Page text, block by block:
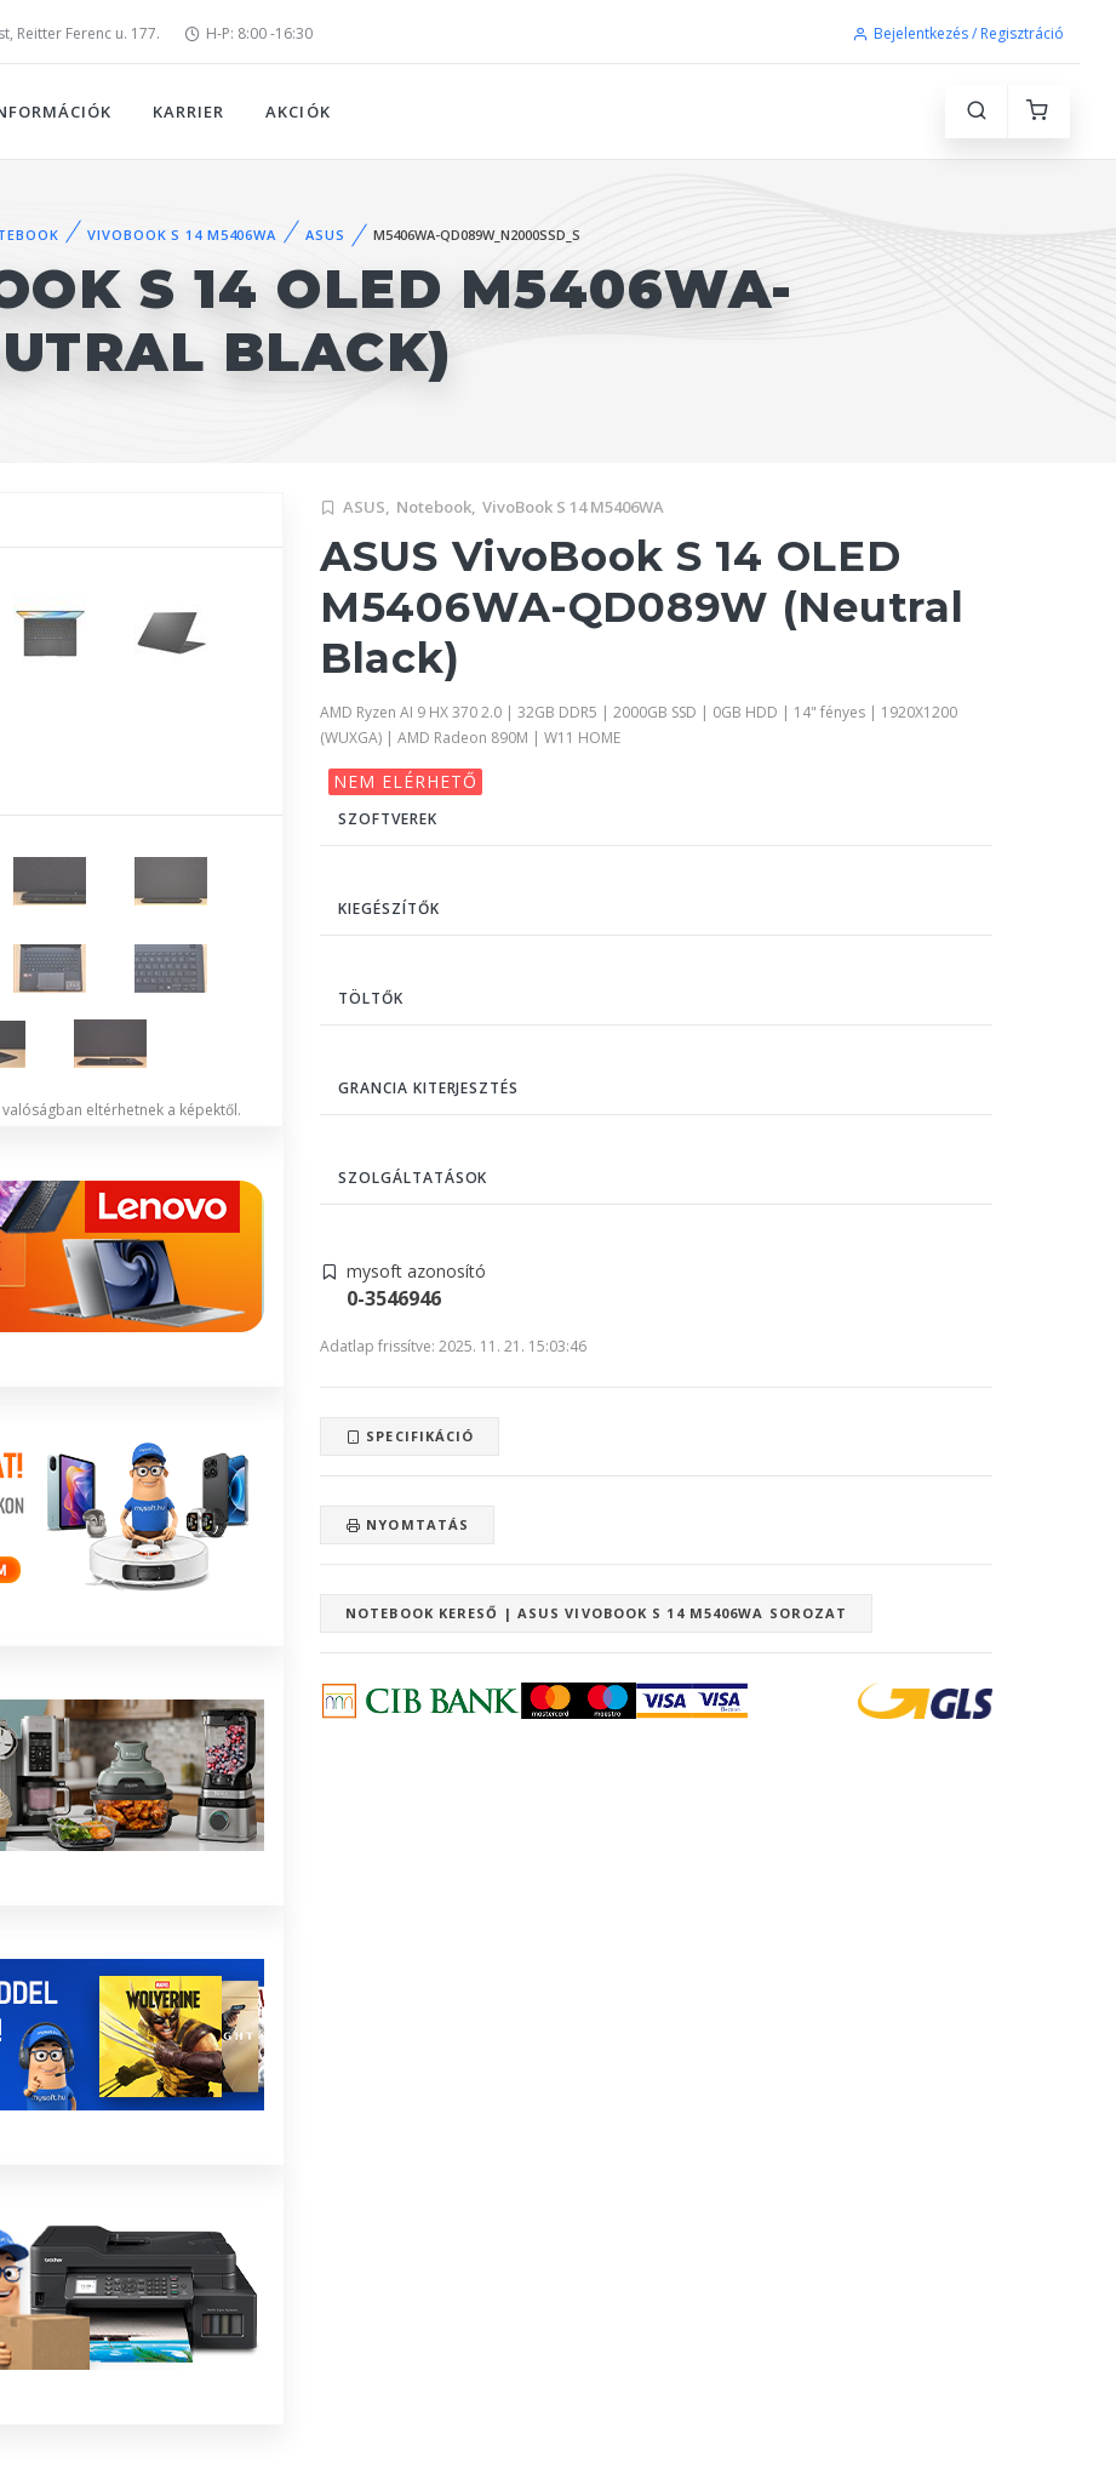
Reitter Ferenc u. 177. H-P: 8:00 -16:30 Bejelentkezés / Regisztráció
KARRIER AKCIÓK
VIVOBOOK S 14 M5406WA ASUS M5406WA-QD089W_N2000SSD_S
S 14 OLED M5406WA-
BLACK)
eltérhetnek a képektől.
ASUS, Notebook, VivoBook S 14 M5406WA
ASUS VivoBook S 14 OLED
M5406WA-QD089W (Neutral
Black)
AMD Ryzen AI 9 HX 370 2.0 | 32GB DDR5 | 2000GB SSD | 0GB HDD | 14" fényes | 1920X1200
(WUXGA) | AMD Radeon 890M | W11 HOME
NEM ELÉRHETŐ
SZOFTVEREK
KIEGÉSZÍTŐK
TÖLTŐK
GRANCIA KITERJESZTÉS
SZOLGÁLTATÁSOK
mysoft azonosító
0-3546946
Adatlap frissítve: 2025. 11. 21. 15:03:46
SPECIFIKÁCIÓ
NYOMTATÁS
NOTEBOOK KERESŐ | ASUS VIVOBOOK S 14 M5406WA SOROZAT